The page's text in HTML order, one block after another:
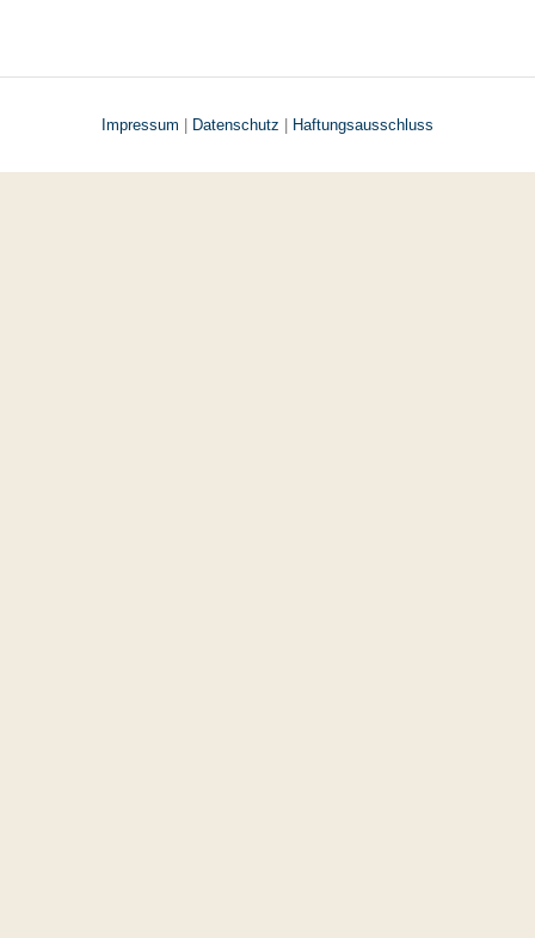
Impressum Datenschutz Haftungsausschluss